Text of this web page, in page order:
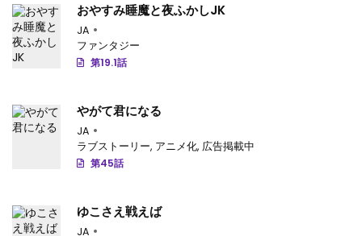
第38話 : 第38話
: 第37話
第36.1話 : 第36.1話
: 第35.2話
第34.2話: 第34.2話
おやすみ睡魔と夜ふかしJK
JA
ファンタジー
第19.1話
やがて君になる
JA
ラブストーリー, アニメ化, 広告掲載中
第45話
ゆこさえ戦えば
JA